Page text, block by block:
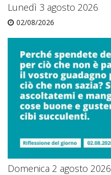
Lunedì 3 agosto 2026
02/08/2026
Domenica 2 agosto 2026